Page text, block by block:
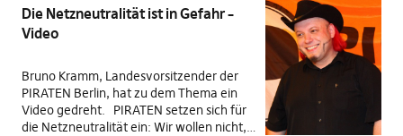
Die Netzneutralität ist in Gefahr –
Video
Bruno Kramm, Landesvorsitzender der
PIRATEN Berlin, hat zu dem Thema ein
Video gedreht. PIRATEN setzen sich für
die Netzneutralität ein: Wir wollen nicht,…